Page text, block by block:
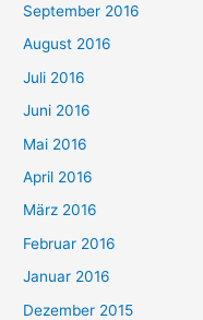
September 2016
August 2016
Juli 2016
Juni 2016
Mai 2016
April 2016
März 2016
Februar 2016
Januar 2016
Dezember 2015